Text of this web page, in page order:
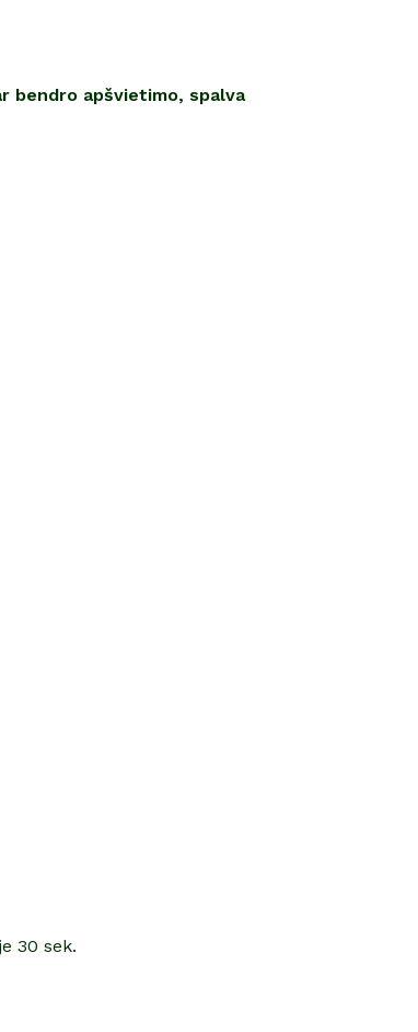
bendro apšvietimo, spalva
30 sek.